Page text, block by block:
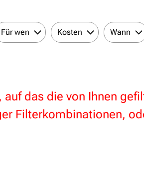
Für wen Kosten Wann
auf das die von Ihnen
Filterkombinationen,